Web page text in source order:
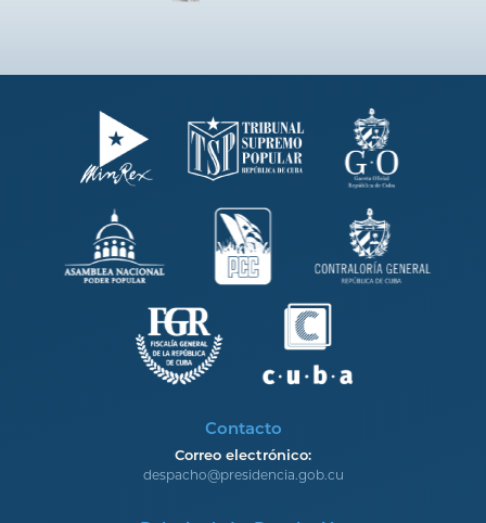
Contacto
Correo electrónico:
despacho@presidencia.gob.cu